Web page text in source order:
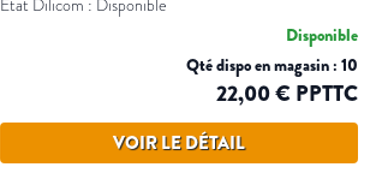
Etat Dilicom : Disponible
Disponible
Qté dispo en magasin : 10
22,00 € PPTTC
VOIR LE DÉTAIL